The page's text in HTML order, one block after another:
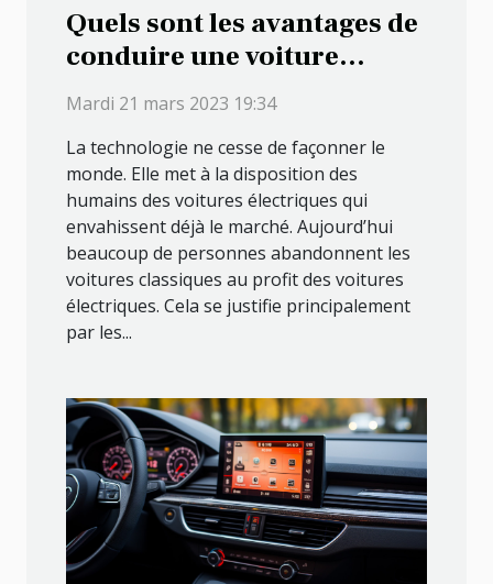
Quels sont les avantages de
conduire une voiture
électrique ?
Mardi 21 mars 2023 19:34
La technologie ne cesse de façonner le
monde. Elle met à la disposition des
humains des voitures électriques qui
envahissent déjà le marché. Aujourd’hui
beaucoup de personnes abandonnent les
voitures classiques au profit des voitures
électriques. Cela se justifie principalement
par les...